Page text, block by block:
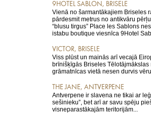
9HOTEL SABLON, BRISELE
Vienā no šarmantākajiem Briseles
pārdesmit metrus no antikvāru
“blusu tirgus” Place les Sablons
istabu boutique viesnīca 9Hotel
VICTOR, BRISELE
Viss plūst un mainās arī vecajā
brīnišķīgās Briseles Tēlotājmākslas
grāmatnīcas vietā nesen durvis
THE JANE, ANTVERPENE
Antverpene ir slavena ne tikai ar
sešinieku”, bet arī ar savu spēju
visneparastākajām teritorijām...